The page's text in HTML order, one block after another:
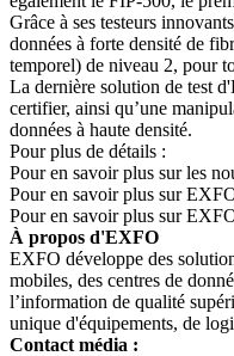
Grâce à ses testeurs
données à forte densité de
temporel) de niveau 2, pour
La dernière solution de test
certifier, ainsi qu’une
données à haute densité.
Pour plus de détails :
Pour en savoir plus sur les
Pour en savoir plus sur
Pour en savoir plus sur
À propos d'EXFO
EXFO développe des
mobiles, des centres de
l’information de qualité
unique d'équipements, de
Contact média :